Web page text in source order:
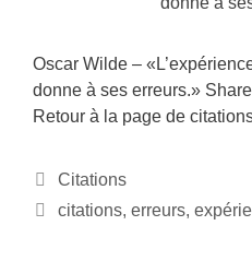
Oscar Wilde –
donne à ses erreurs.»
Retour à la page de
Citations
citations, erreurs,